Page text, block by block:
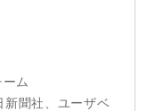
ム
新聞社、ユーザベ